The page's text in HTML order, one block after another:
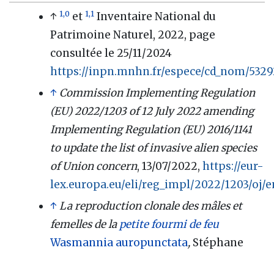
↑1,0 et1,1 Inventaire National du
Patrimoine Naturel, 2022, page
consultée le 25/11/2024
https://inpn.mnhn.fr/espece/cd_nom/
↑ Commission Implementing Regulation
(EU) 2022/1203 of 12 July 2022 amending
Implementing Regulation (EU) 2016/1141
to update the list of invasive alien species
of Union concern, 13/07/2022,https://eur-
lex.europa.eu/eli/reg_impl/2022/1203/oj/
↑La reproduction clonale des mâles et
femelles de lapetite fourmi de feu
Wasmannia auropunctata, Stéphane